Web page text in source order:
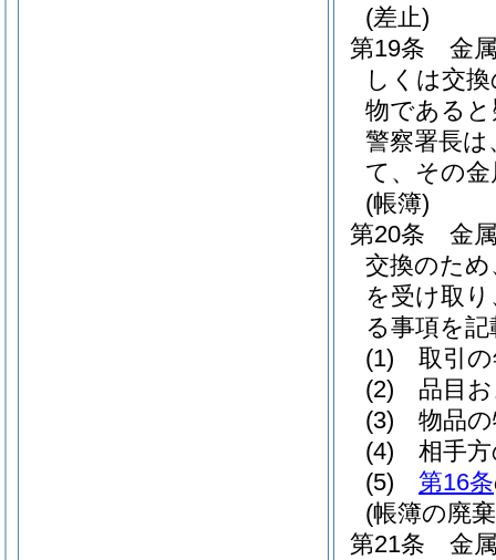
(差止)
第19条
金
しくは交
物である
警察署長は
て、その
(帳簿)
第20条
金
交換のた
を受け取
る事項を
(1)
取引
(2)
品目
(3)
物品
(4)
相手
(5)
第16条
(帳簿の廃
第21条
金